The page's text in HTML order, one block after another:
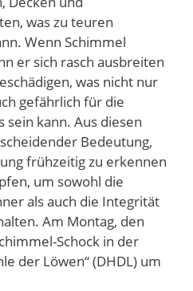
was zu teuren
Wenn Schimmel
er sich rasch ausbreiten
was nicht nur
gefährlich für die
sein kann. Aus diesen
Bedeutung,
frühzeitig zu erkennen
um sowohl die
als auch die Integrität
Am Montag, den
Schock in der
der Löwen“ (DHDL) um